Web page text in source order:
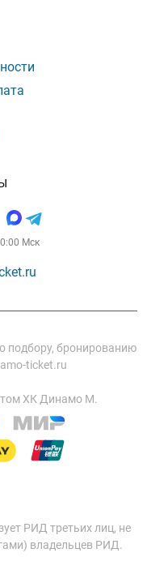
Мск
подбору, бронированию
ticket.ru
ХК Динамо М.
РИД третьих лиц, не
владельцев РИД.